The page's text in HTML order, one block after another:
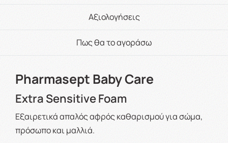
Αξιολογήσεις
Πως θα το αγοράσω
Pharmasept Baby Care
Extra Sensitive Foam
Εξαιρετικά απαλός αφρός καθαρισμού για σώμα,
πρόσωπο και μαλλιά.